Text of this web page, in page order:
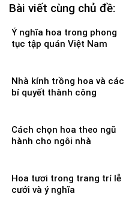
Bài viết cùng chủ đề:
Ý nghĩa hoa trong phong
tục tập quán Việt Nam
Nhà kính trồng hoa và các
bí quyết thành công
Cách chọn hoa theo ngũ
hành cho ngôi nhà
Hoa tươi trong trang trí lễ
cưới và ý nghĩa